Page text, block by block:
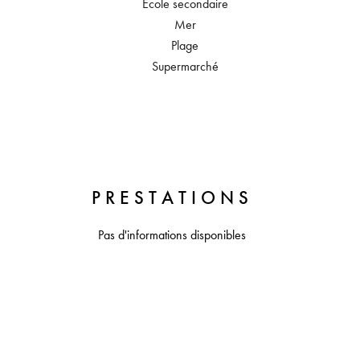
École secondaire
Mer
Plage
Supermarché
PRESTATIONS
Pas d'informations disponibles